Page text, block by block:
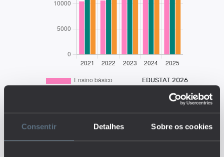
Consentir Detalhes Sobre os cookies
EDUSTAT 2026
Descrição:
O indicador baseia-se no